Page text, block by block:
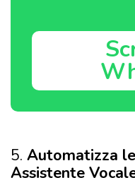
5. Automatizza
Assistente